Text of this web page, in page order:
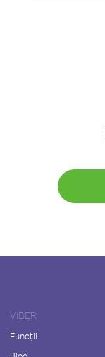
VIBER
Funcții